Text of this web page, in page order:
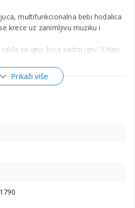
multifunkcionalna bebi hodalica
krece uz zanimljivu muziku i
za igru, koja sadrzi igru "Udari
naucice da prepozna zivotinje sa
i motoricke vestine.
Prikaži više